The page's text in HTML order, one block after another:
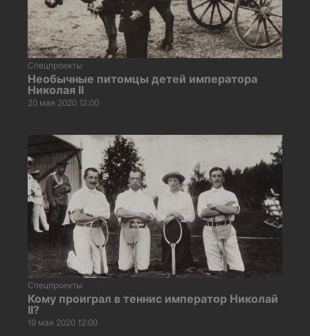
Спецпроекты
Необычные питомцы детей императора
Николая II
20 мая 2020 12:00
Спецпроекты
Кому проиграл в теннис император Николай
II?
19 мая 2020 12:00